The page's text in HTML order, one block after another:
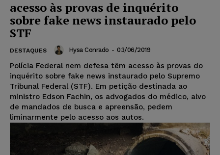
acesso às provas de inquérito
sobre fake news instaurado pelo
STF
DESTAQUES Hysa Conrado - 03/06/2019
Polícia Federal nem defesa têm acesso às provas do
inquérito sobre fake news instaurado pelo Supremo
Tribunal Federal (STF). Em petição destinada ao
ministro Edson Fachin, os advogados do médico, alvo
de mandados de busca e apreensão, pedem
liminarmente pelo acesso aos autos.